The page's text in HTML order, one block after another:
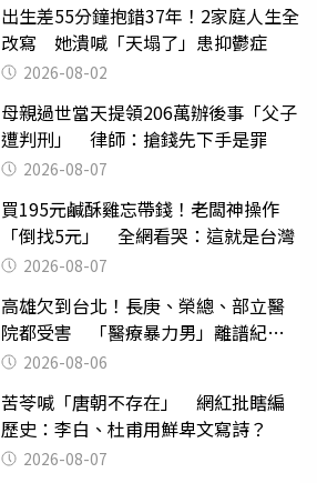
出生差55分鐘抱錯37年！2家庭人生全
改寫 她潰喊「天塌了」患抑鬱症
2026-08-02
母親過世當天提領206萬辦後事「父子
遭判刑」 律師：搶錢先下手是罪
2026-08-07
買195元鹹酥雞忘帶錢！老闆神操作
「倒找5元」 全網看哭：這就是台灣
2026-08-07
高雄欠到台北！長庚、榮總、部立醫
院都受害 「醫療暴力男」離譜紀錄
曝光2026-08-06
苦苓喊「唐朝不存在」 網紅批瞎編
歷史：李白、杜甫用鮮卑文寫詩？
2026-08-07